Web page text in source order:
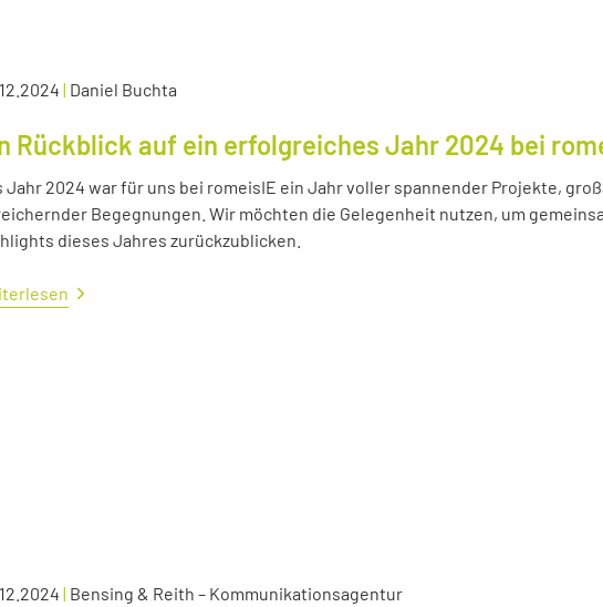
| Daniel Buchta
Rückblick auf ein erfolgreiches Jahr 2024 bei
Jahr 2024 war für uns bei romeisIE ein Jahr voller spannender Projekte,
Begegnungen. Wir möchten die Gelegenheit nutzen, um
dieses Jahres zurückzublicken.
| Bensing & Reith – Kommunikationsagentur